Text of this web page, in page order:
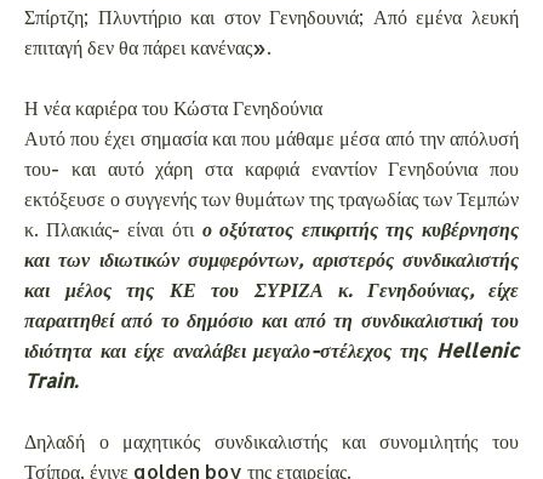
Σπίρτζη; Πλυντήριο και στον Γενηδουνιά; Από εμένα λευκή
επιταγή δεν θα πάρει κανένας».
Η νέα καριέρα του Κώστα Γενηδούνια
Αυτό που έχει σημασία και που μάθαμε μέσα από την απόλυσή
του- και αυτό χάρη στα καρφιά εναντίον Γενηδούνια που
εκτόξευσε ο συγγενής των θυμάτων της τραγωδίας των Τεμπών
κ. Πλακιάς- είναι ότι ο οξύτατος επικριτής της κυβέρνησης
και των ιδιωτικών συμφερόντων, αριστερός συνδικαλιστής
και μέλος της ΚΕ του ΣΥΡΙΖΑ κ. Γενηδούνιας, είχε
παραιτηθεί από το δημόσιο και από τη συνδικαλιστική του
ιδιότητα και είχε αναλάβει μεγαλο-στέλεχος της Hellenic
Train.
Δηλαδή ο μαχητικός συνδικαλιστής και συνομιλητής του
Τσίπρα, έγινε golden boy της εταιρείας.